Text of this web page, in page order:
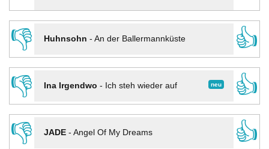
👎
Huhnsohn - An der Ballermannküste
👍
👎
neu
Ina Irgendwo - Ich steh wieder auf
👍
👎
JADE- Angel Of My Dreams
👍